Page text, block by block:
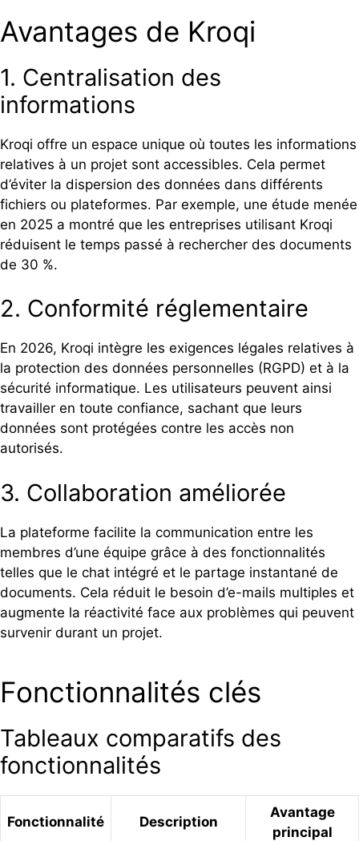
Avantages de Kroqi
1. Centralisation des
informations
Kroqi offre un espace unique où toutes les informations
relatives à un projet sont accessibles. Cela permet
d’éviter la dispersion des données dans différents
fichiers ou plateformes. Par exemple, une étude menée
en 2025 a montré que les entreprises utilisant Kroqi
réduisent le temps passé à rechercher des documents
de 30 %.
2. Conformité réglementaire
En 2026, Kroqi intègre les exigences légales relatives à
la protection des données personnelles (RGPD) et à la
sécurité informatique. Les utilisateurs peuvent ainsi
travailler en toute confiance, sachant que leurs
données sont protégées contre les accès non
autorisés.
3. Collaboration améliorée
La plateforme facilite la communication entre les
membres d’une équipe grâce à des fonctionnalités
telles que le chat intégré et le partage instantané de
documents. Cela réduit le besoin d’e-mails multiples et
augmente la réactivité face aux problèmes qui peuvent
survenir durant un projet.
Fonctionnalités clés
Tableaux comparatifs des
fonctionnalités
Fonctionnalité Description
Avantage
principal